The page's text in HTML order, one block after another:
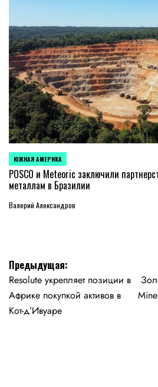
ОПУБЛИКОВАНО
В
ЮЖНАЯ АМЕРИКА
POSCO и Meteoric заключили
металлам в Бразилии
Валерий Александров
Навигация
по
записям
Предыдущая:
Resolute укрепляет позиции в
Африке покупкой активов в
Кот-д’Ивуаре